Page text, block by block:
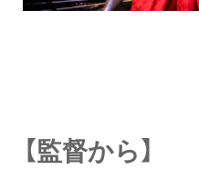
【監督から】